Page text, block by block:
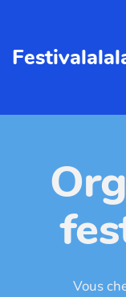
Vous